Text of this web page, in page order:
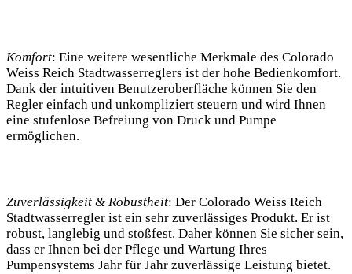
Komfort: Eine weitere wesentliche Merkmale des Colorado
Weiss Reich Stadtwasserreglers ist der hohe Bedienkomfort.
Dank der intuitiven Benutzeroberfläche können Sie den
Regler einfach und unkompliziert steuern und wird Ihnen
eine stufenlose Befreiung von Druck und Pumpe
ermöglichen.
Zuverlässigkeit & Robustheit: Der Colorado Weiss Reich
Stadtwasserregler ist ein sehr zuverlässiges Produkt. Er ist
robust, langlebig und stoßfest. Daher können Sie sicher sein,
dass er Ihnen bei der Pflege und Wartung Ihres
Pumpensystems Jahr für Jahr zuverlässige Leistung bietet.